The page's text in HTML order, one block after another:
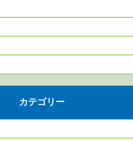
カテゴリー